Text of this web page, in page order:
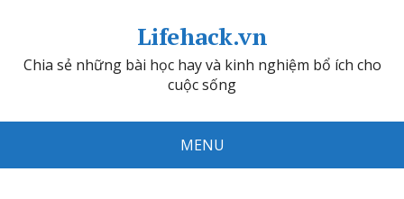
Lifehack.vn
Chia sẻ những bài học hay và kinh nghiệm bổ ích cho
cuộc sống
MENU